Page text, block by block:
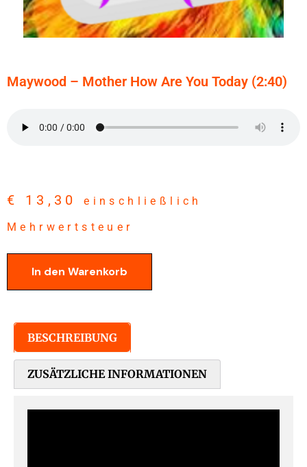
Maywood – Mother How Are You Today (2:40)
€ 13,30
einschließlich
Mehrwertsteuer
In den Warenkorb
BESCHREIBUNG
ZUSÄTZLICHE INFORMATIONEN